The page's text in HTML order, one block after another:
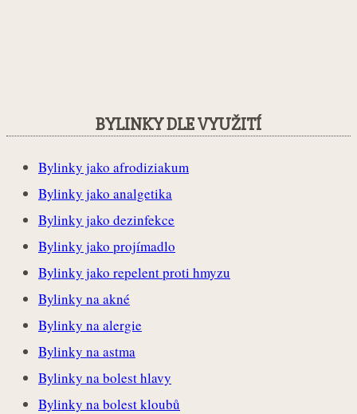
BYLINKY DLE VYUŽITÍ
Bylinky jako afrodiziakum
Bylinky jako analgetika
Bylinky jako dezinfekce
Bylinky jako projímadlo
Bylinky jako repelent proti hmyzu
Bylinky na akné
Bylinky na alergie
Bylinky na astma
Bylinky na bolest hlavy
Bylinky na bolest kloubů